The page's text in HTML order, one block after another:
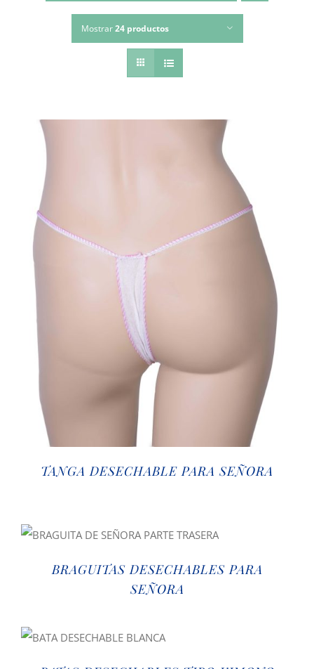
Mostrar24 productos
TANGA DESECHABLE PARA SEÑORA
BRAGUITAS DESECHABLES PARA
SEÑORA